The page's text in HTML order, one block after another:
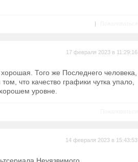
|
17 февраля 2023 в 11:29:16
Того же Последнего человека,
что качество графики чутка упало,
уровне.
14 февраля 2023 в 15:43:53